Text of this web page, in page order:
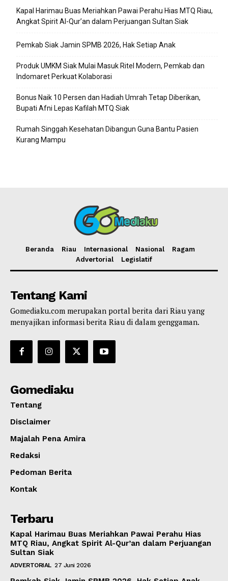
Kapal Harimau Buas Meriahkan Pawai Perahu Hias MTQ Riau,
Angkat Spirit Al-Qur’an dalam Perjuangan Sultan Siak
Pemkab Siak Jamin SPMB 2026, Hak Setiap Anak
Produk UMKM Siak Mulai Masuk Ritel Modern, Pemkab dan
Indomaret Perkuat Kolaborasi
Bonus Naik 10 Persen dan Hadiah Umrah Tetap Diberikan,
Bupati Afni Lepas Kafilah MTQ Siak
Rumah Singgah Kesehatan Dibangun Guna Bantu Pasien
Kurang Mampu
Beranda Riau Internasional Nasional
Ragam
Advertorial
Legislatif
Tentang Kami
Gomediaku.com merupakan portal berita dari Riau yang
menyajikan informasi berita Riau di dalam genggaman.
Gomediaku
Tentang
Disclaimer
Majalah Pena Amira
Redaksi
Pedoman Berita
Kontak
Terbaru
Kapal Harimau Buas Meriahkan Pawai Perahu Hias
MTQ Riau, Angkat Spirit Al-Qur’an dalam Perjuangan
Sultan Siak
ADVERTORIAL 27 Juni 2026